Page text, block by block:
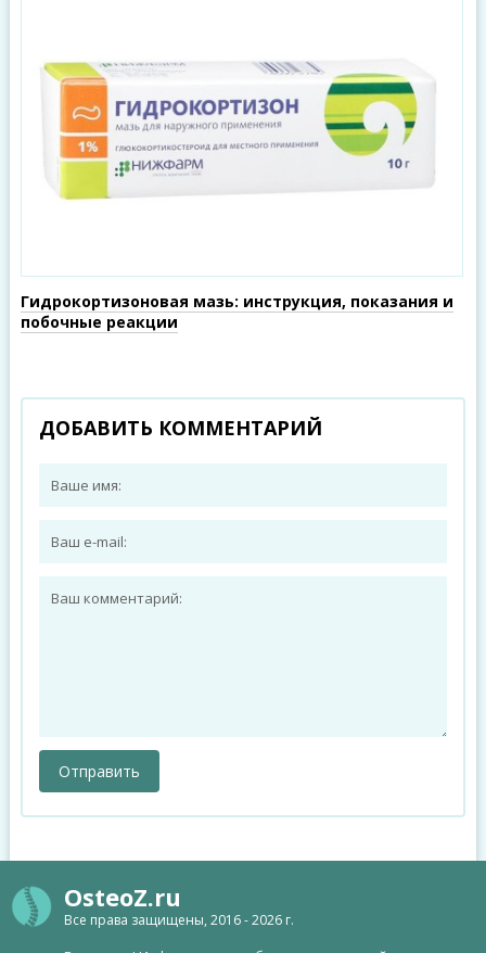
Гидрокортизоновая мазь: инструкция, показания и
побочные реакции
ДОБАВИТЬ КОММЕНТАРИЙ
OsteoZ.ru
Все права защищены, 2016 - 2026 г.